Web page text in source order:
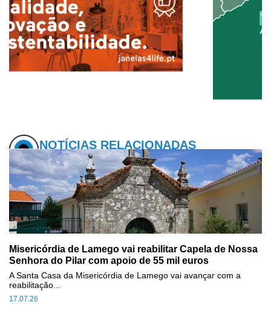
NOTÍCIAS RELACIONADAS
Misericórdia de Lamego vai reabilitar Capela de Nossa
Senhora do Pilar com apoio de 55 mil euros
17.07.26
A Santa Casa da Misericórdia de Lamego vai avançar com a
reabilitação...